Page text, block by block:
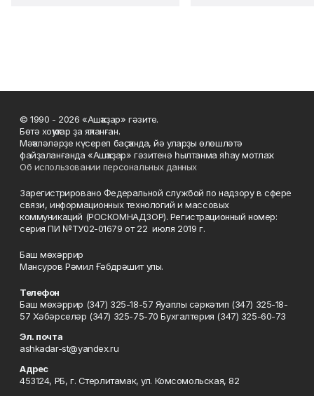
© 1990 - 2026 «Ашҡаҙар» гәзите.
Бөтә хоҡуҡтар ҙа яҡланған.
Мәҡәләләрҙе күсереп баҫҡанда, йә уларҙы өлөшләтә
файҙаланғанда «Ашҡаҙар» гәзитенә һылтанма яһау мотлаҡ.
Об использовании персональных данных
Зарегистрировано Федеральной службой по надзору в сфере
связи, информационных технологий и массовых
коммуникаций (РОСКОМНАДЗОР). Регистрационный номер:
серия ПИ №ТУ02-01679 от 22 июля 2019 г.
Баш мөхәррир
Мансуров Рәмил Ғәбдрәшит улы.
Телефон
Баш мөхәррир (347) 325-18-57 Яуаплы сәркәтип (347) 325-18-
57 Хәбәрселәр (347) 325-75-70 Бухгалтерия (347) 325-60-73
Эл. почта
ashkadar-st@yandex.ru
Адрес
453124, РБ, г. Стерлитамак, ул. Комсомольская, 82